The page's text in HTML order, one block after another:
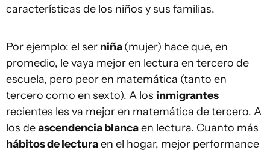
características de los niños y sus familias.
Por ejemplo: el ser niña(mujer) hace que, en
promedio, le vaya mejor en lectura en tercero de
escuela, pero peor en matemática (tanto en
tercero como en sexto). A los inmigrantes
recientes les va mejor en matemática de tercero. A
los deascendencia blancaen lectura. Cuanto más
hábitos de lecturaen el hogar, mejor performance